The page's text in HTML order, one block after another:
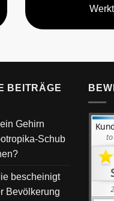
BEITRÄGE
Gehirn
Schub
bescheinigt
Bevölkerung